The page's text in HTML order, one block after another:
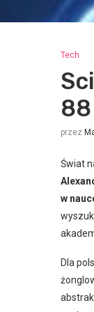
Tech
przez
Świat
w
Dla